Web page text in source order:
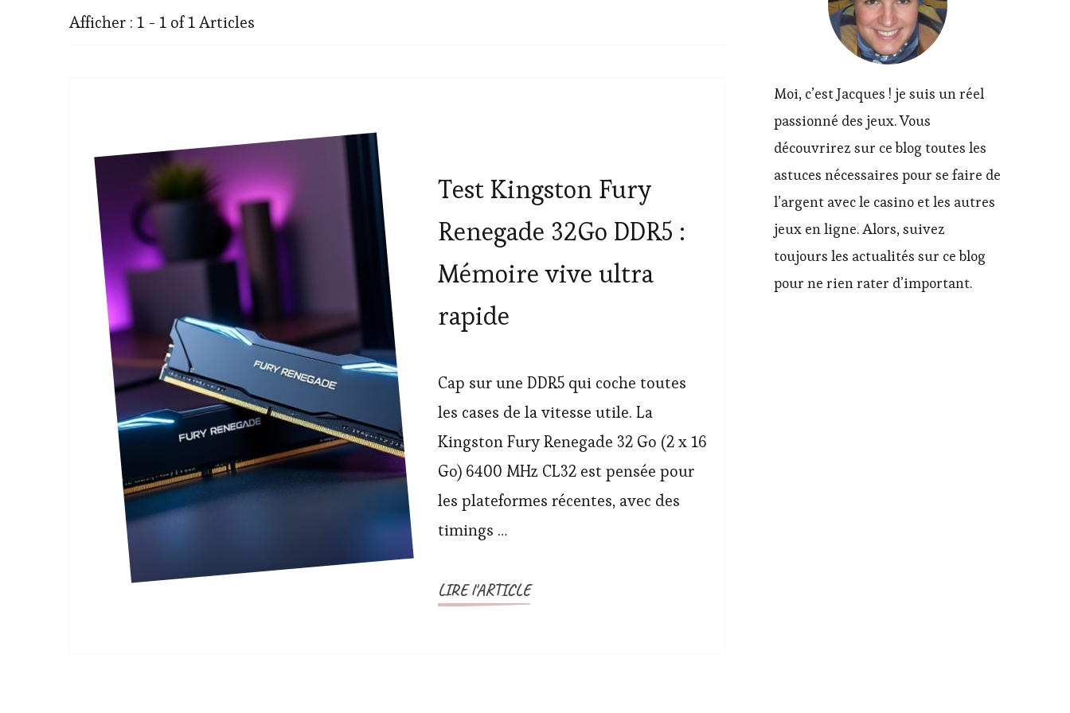
Afficher : 1 - 1 of 1 Articles
Test Kingston Fury
Renegade 32Go DDR5 :
Mémoire vive ultra
rapide
Cap sur une DDR5 qui coche toutes
les cases de la vitesse utile. La
Kingston Fury Renegade 32 Go (2 x 16
Go) 6400 MHz CL32 est pensée pour
les plateformes récentes, avec des
timings …
LIRE l'ARTICLE
Moi, c’est Jacques ! je suis un réel
passionné des jeux. Vous
découvrirez sur ce blog toutes les
astuces nécessaires pour se faire de
l’argent avec le casino et les autres
jeux en ligne. Alors, suivez
toujours les actualités sur ce blog
pour ne rien rater d’important.